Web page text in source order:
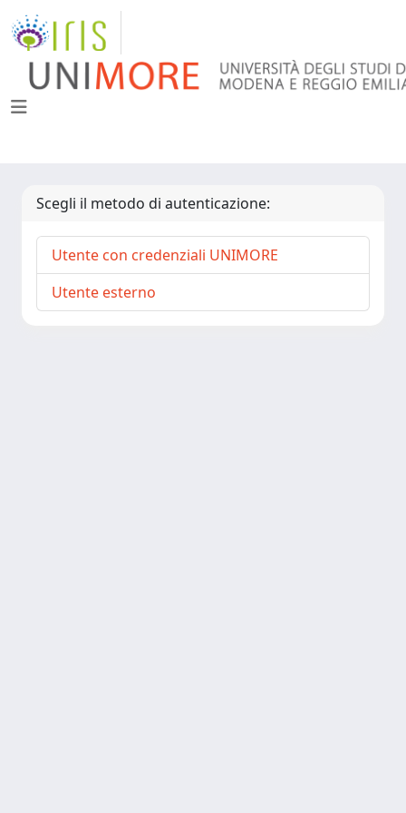
Scegli il metodo di autenticazione:
Utente con credenziali UNIMORE
Utente esterno